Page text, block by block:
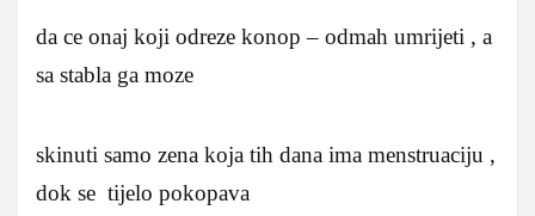
da ce onaj koji odreze konop – odmah umrijeti , a
sa stabla ga moze
skinuti samo zena koja tih dana ima menstruaciju ,
dok se tijelo pokopava